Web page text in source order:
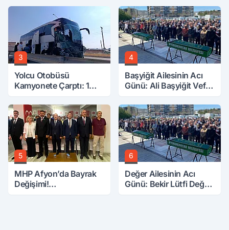
Attırdı
Aranıyor
3
Yolcu Otobüsü
Kamyonete Çarptı: 1
4
Başyiğit Ailesinin Acı
Günü: Ali Başyiğit Vefat
5
MHP Afyon’da Bayrak
Değişimi!
6
Değer Ailesinin Acı
Günü: Bekir Lütfi Değer